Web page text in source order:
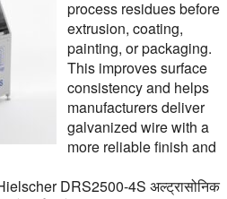
process residues before
extrusion, coating,
painting, or packaging.
This improves surface
consistency and helps
manufacturers deliver
galvanized wire with a
more reliable finish and
DRS2500-4S अल्ट्रासोनिक